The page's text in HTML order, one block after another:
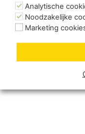
Analytische
Noodzakelijke
Marketing